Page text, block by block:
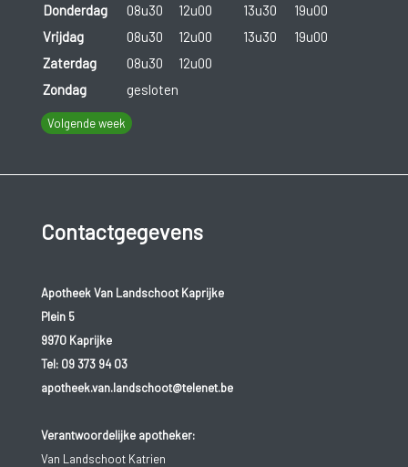
Donderdag
08u30 12u00 13u30
19u00
Vrijdag
08u30 12u00 13u30
19u00
Zaterdag
08u30
12u00
Zondag
gesloten
Volgende week
Contactgegevens
Apotheek Van Landschoot Kaprijke
Plein 5
9970 Kaprijke
Tel: 09 373 94 03
apotheek.van.landschoot@telenet.be
Verantwoordelijke apotheker:
Van Landschoot Katrien